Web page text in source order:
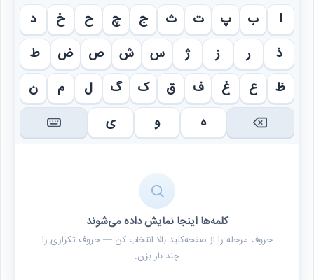
ا ب پ ت ث ج چ ح خ
د
ذ
ر ز ژ س ش ص ض
ط
ظ
ع غ ف ق ک گ ل م
ن
ه
و ی
کلمه‌ها اینجا نمایش داده می‌شوند
حروف مرحله را از صفحه‌کلید بالا انتخاب کن — حروف تکراری را
چند بار بزن.